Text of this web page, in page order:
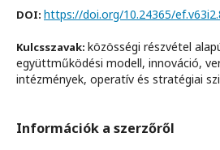
DOI: https://doi.org/10.24365/
Kulcsszavak: közösségi részvétel
együttműködési modell, innováció,
intézmények, operatív és stratégiai
Információk a szerzőről